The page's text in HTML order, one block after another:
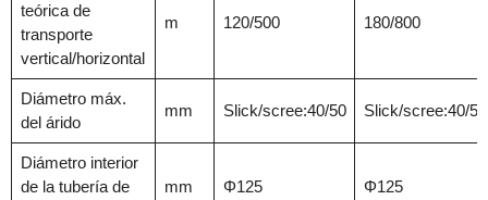
teórica de
transporte
vertical/horizontal
m 120/500 180/800
Diámetro máx.
del árido
mm Slick/scree:40/50 Slick/scree:40/50
Diámetro interior
de la tubería de
mm Φ125 Φ125